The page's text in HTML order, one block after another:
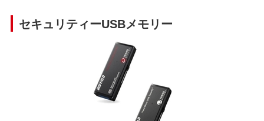
セキュリティーUSBメモリー